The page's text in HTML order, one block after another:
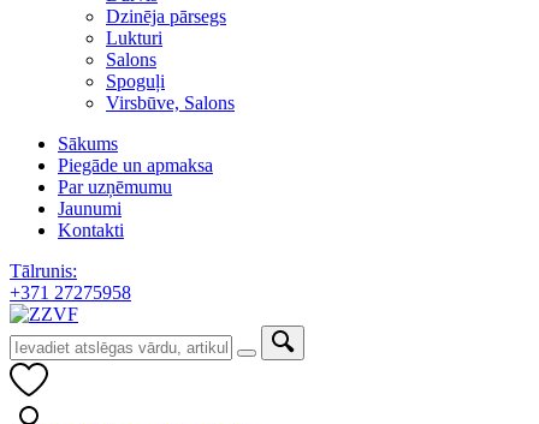
Dzinēja pārsegs
Lukturi
Salons
Spoguļi
Virsbūve, Salons
Sākums
Piegāde un apmaksa
Par uzņēmumu
Jaunumi
Kontakti
Tālrunis:
+371 27275958